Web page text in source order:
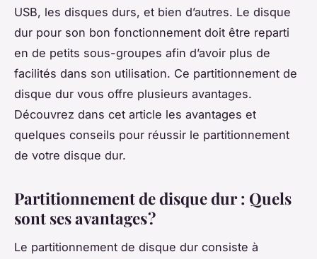
USB, les disques durs, et bien d’autres. Le disque
dur pour son bon fonctionnement doit être reparti
en de petits sous-groupes afin d’avoir plus de
facilités dans son utilisation. Ce partitionnement de
disque dur vous offre plusieurs avantages.
Découvrez dans cet article les avantages et
quelques conseils pour réussir le partitionnement
de votre disque dur.
Partitionnement de disque dur : Quels
sont ses avantages ?
Le partitionnement de disque dur consiste à